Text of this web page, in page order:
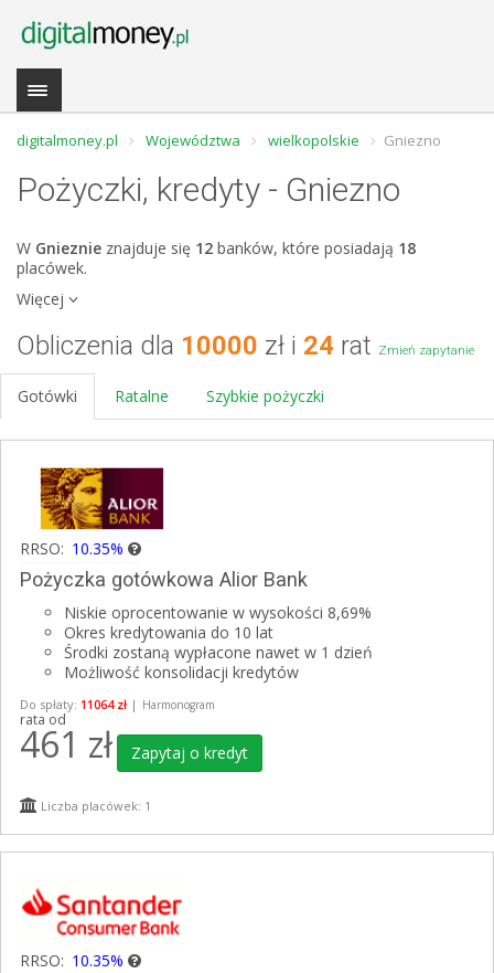
digitalmoney.pl Województwa wielkopolskie Gniezno
Pożyczki, kredyty - Gniezno
W Gnieznie znajduje się 12 banków, które posiadają 18
placówek.
Więcej
Obliczenia dla 10000 zł i 24 rat Zmień zapytanie
Gotówki Ratalne Szybkie pożyczki
RRSO: 10.35%
Pożyczka gotówkowa Alior Bank
Niskie oprocentowanie w wysokości 8,69%
Okres kredytowania do 10 lat
Środki zostaną wypłacone nawet w 1 dzień
Możliwość konsolidacji kredytów
Do spłaty: 11064 zł | Harmonogram
rata od
461 zł Zapytaj o kredyt
Liczba placówek: 1
RRSO: 10.35%